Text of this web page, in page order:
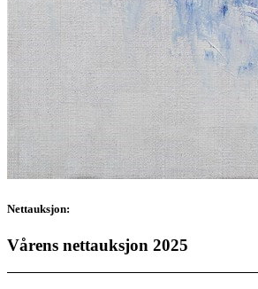
Nettauksjon:
Vårens nettauksjon 2025